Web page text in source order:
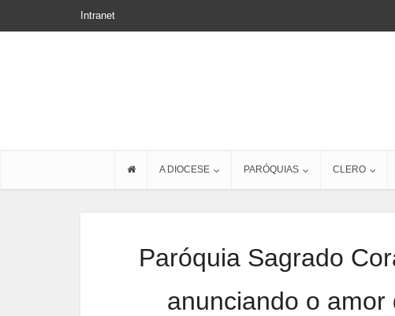
Intranet
A DIOCESE PARÓQUIAS CLERO
Paróquia Sagrado
anunciando o